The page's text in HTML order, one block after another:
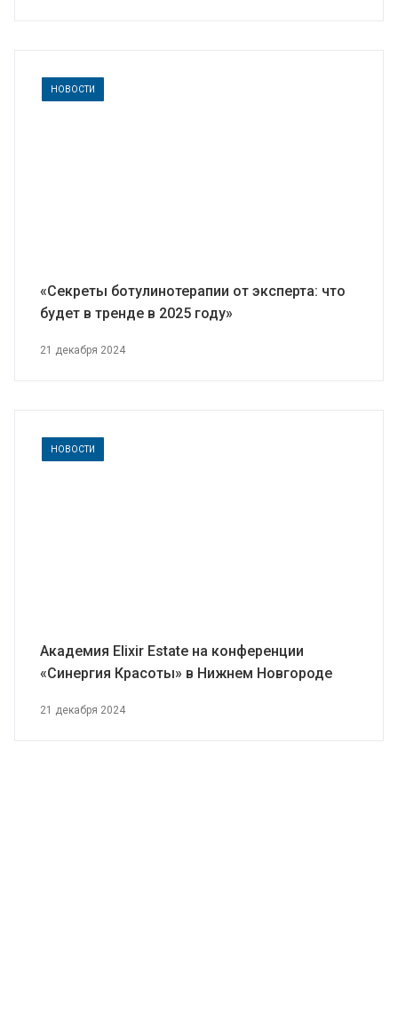
НОВОСТИ
«Секреты ботулинотерапии от эксперта: что
будет в тренде в 2025 году»
21 декабря 2024
НОВОСТИ
Академия Elixir Estate на конференции
«Синергия Красоты» в Нижнем Новгороде
21 декабря 2024